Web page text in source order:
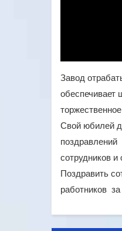
Завод
обеспечивает
Свой юбилей
сотрудников и
Поздравить
работников